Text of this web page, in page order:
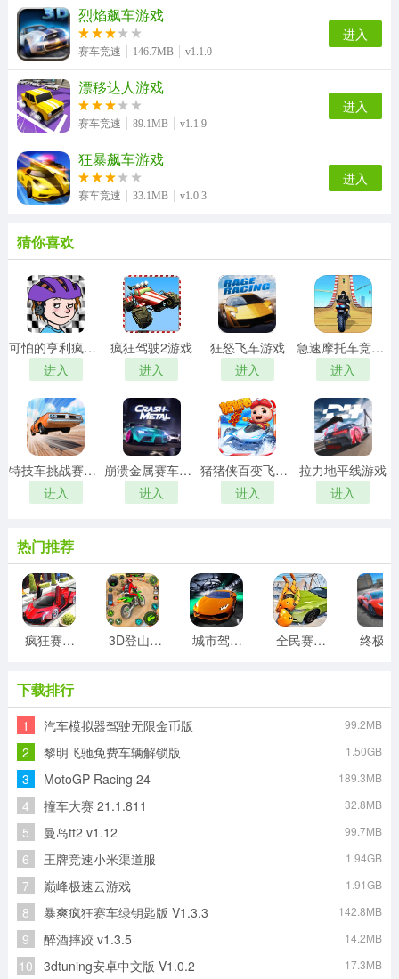
烈焰飙车游戏
赛车竞速 146.7MB v1.1.0
进入
漂移达人游戏
赛车竞速 89.1MB v1.1.9
进入
狂暴飙车游戏
赛车竞速 33.1MB v1.0.3
进入
猜你喜欢
可怕的亨利疯狂卡丁车游戏
进入
疯狂驾驶2游戏
进入
狂怒飞车游戏
进入
急速摩托车竞速游戏
进入
特技车挑战赛3游戏
进入
崩溃金属赛车游戏
进入
猪猪侠百变飞车游戏
进入
拉力地平线游戏
进入
热门推荐
疯狂赛车驾驶游戏 3D登山越野摩托车游戏 城市驾驶挑战3D 全民赛车驾驶模拟
下载排行
1 汽车模拟器驾驶无限金币版 99.2MB
2 黎明飞驰免费车辆解锁版 1.50GB
3 MotoGP Racing 24 189.3MB
4 撞车大赛 21.1.811 32.8MB
5 曼岛tt2 v1.12 99.7MB
6 王牌竞速小米渠道服 1.94GB
7 巅峰极速云游戏 1.91GB
8 暴爽疯狂赛车绿钥匙版 V1.3.3 142.8MB
9 醉酒摔跤 v1.3.5 14.2MB
10 3dtuning安卓中文版 V1.0.2 17.3MB